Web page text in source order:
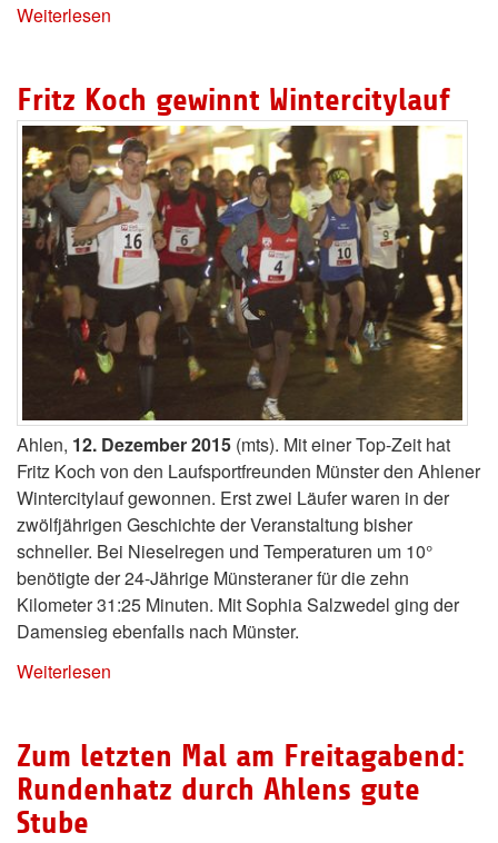
Weiterlesen
Fritz Koch gewinnt Wintercitylauf
Ahlen, 12. Dezember 2015 (mts). Mit einer Top-Zeit hat
Fritz Koch von den Laufsportfreunden Münster den Ahlener
Wintercitylauf gewonnen. Erst zwei Läufer waren in der
zwölfjährigen Geschichte der Veranstaltung bisher
schneller. Bei Nieselregen und Temperaturen um 10°
benötigte der 24-Jährige Münsteraner für die zehn
Kilometer 31:25 Minuten. Mit Sophia Salzwedel ging der
Damensieg ebenfalls nach Münster.
Weiterlesen
Zum letzten Mal am Freitagabend:
Rundenhatz durch Ahlens gute
Stube